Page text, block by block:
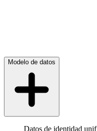
Modelo de datos
Datos de identidad